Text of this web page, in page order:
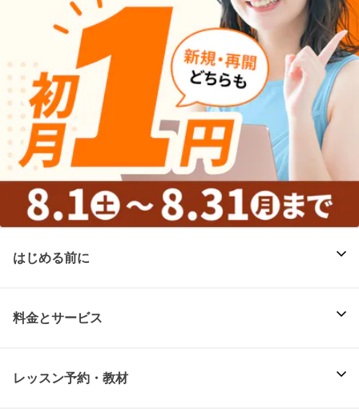
はじめる前に
料金とサービス
レッスン予約・教材